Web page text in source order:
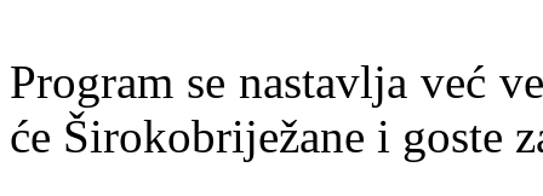
Program se nastavlja već
će Širokobriježane i goste